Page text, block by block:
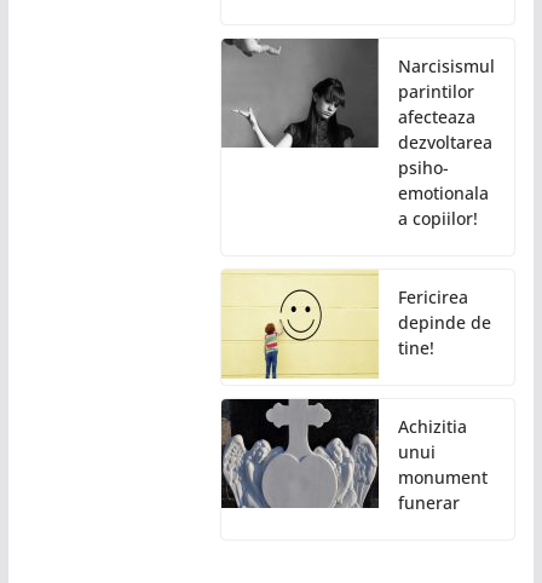
Narcisismul
parintilor
afecteaza
dezvoltarea
psiho-
emotionala
a copiilor!
Fericirea
depinde de
tine!
Achizitia
unui
monument
funerar